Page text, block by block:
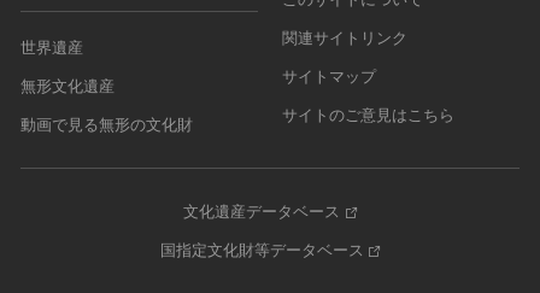
世界遺産
無形文化遺産
動画で見る無形の文化財
関連サイトリンク
サイトマップ
サイトのご意見はこちら
文化遺産データベース
国指定文化財等データベース